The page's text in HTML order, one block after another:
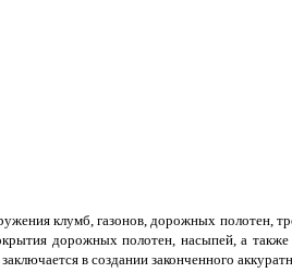
клумб, газонов, дорожных
дорожных полотен, насыпей, а
в создании законченного